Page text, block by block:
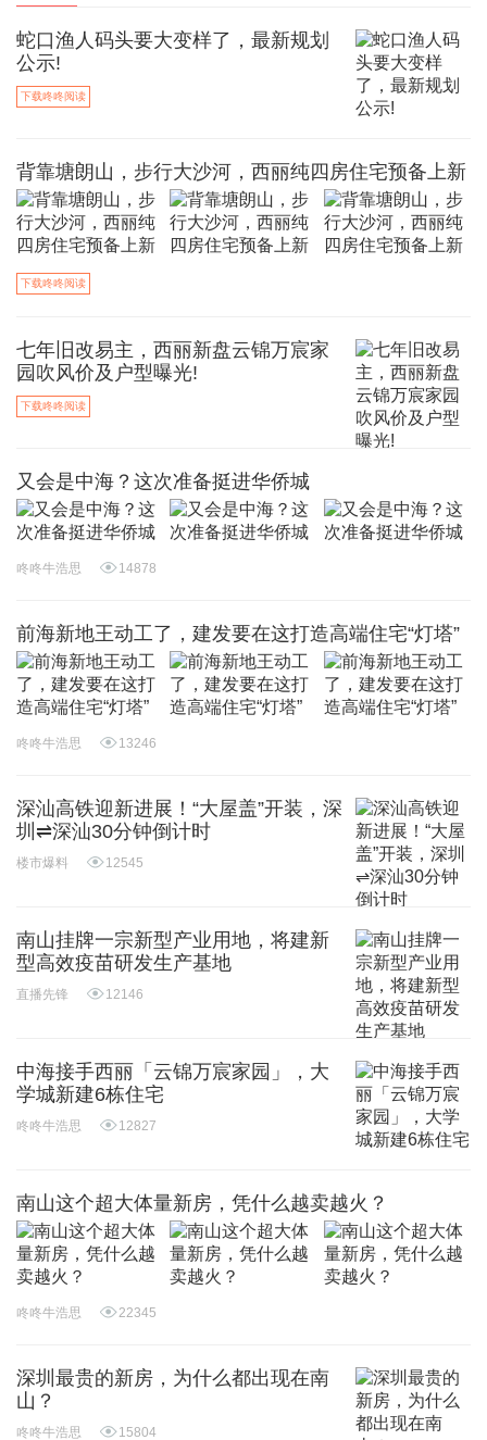
蛇口渔人码头要大变样了，最新规划
公示!
下载咚咚阅读
背靠塘朗山，步行大沙河，西丽纯四房住宅预备上新
下载咚咚阅读
七年旧改易主，西丽新盘云锦万宸家
园吹风价及户型曝光!
下载咚咚阅读
又会是中海？这次准备挺进华侨城
咚咚牛浩思 14878
前海新地王动工了，建发要在这打造高端住宅“灯塔”
咚咚牛浩思 13246
深汕高铁迎新进展！“大屋盖”开装，深
圳⇌深汕30分钟倒计时
楼市爆料 12545
南山挂牌一宗新型产业用地，将建新
型高效疫苗研发生产基地
直播先锋 12146
中海接手西丽「云锦万宸家园」，大
学城新建6栋住宅
咚咚牛浩思 12827
南山这个超大体量新房，凭什么越卖越火？
咚咚牛浩思 22345
深圳最贵的新房，为什么都出现在南
山？
咚咚牛浩思 15804